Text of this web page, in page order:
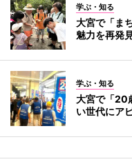
学ぶ・知る
大宮で「ま
魅力を再発
学ぶ・知る
大宮で「20
い世代にア